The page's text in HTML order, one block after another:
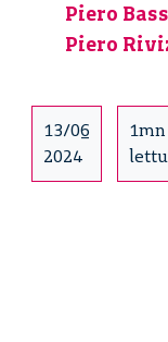
Piero
Piero
13/06
2024
1mn